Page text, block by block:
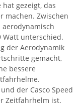
hat gezeigt, das
machen. Zwischen
Watt unterschied.
der Aerodynamik
gemacht,
bessere
der Casco Speed
Zeitfahrhelm ist.